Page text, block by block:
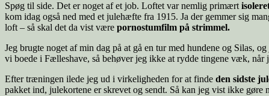
Spøg til side. Det er noget af et job. Loftet var nemlig primært
kom idag også ned med et julehæfte fra 1915. Ja der gemmer sig
loft – så skal det da vist være pornostumfilm på strimmel.
Jeg brugte noget af min dag på at gå en tur med hundene og Silas,
vi boede i Fælleshave, så behøver jeg ikke at rydde tingene væk, når
Efter træningen ilede jeg ud i virkeligheden for at finde den sidste
pakket ind, julekortene er skrevet og sendt. Så kan jeg vist ikke gøre